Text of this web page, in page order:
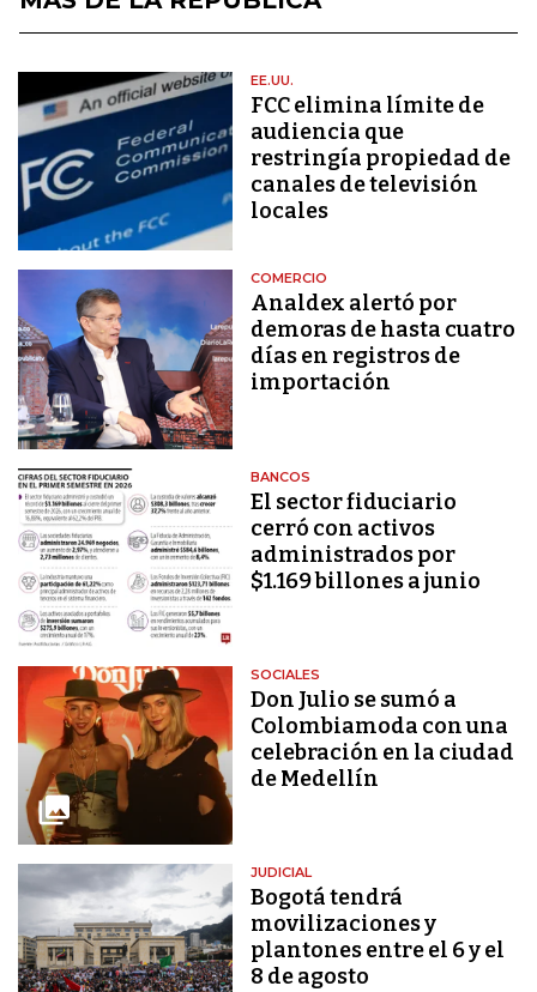
EE.UU.
FCC elimina límite de
audiencia que
restringía propiedad de
canales de televisión
locales
COMERCIO
Analdex alertó por
demoras de hasta cuatro
días en registros de
importación
BANCOS
El sector fiduciario
cerró con activos
administrados por
$1.169 billones a junio
SOCIALES
Don Julio se sumó a
Colombiamoda con una
celebración en la ciudad
de Medellín
JUDICIAL
Bogotá tendrá
movilizaciones y
plantones entre el 6 y el
8 de agosto